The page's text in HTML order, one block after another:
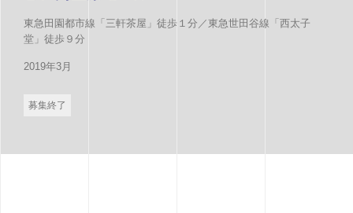
東急田園都市線「三軒茶屋」徒歩１分／東急世田谷線「西太子
堂」徒歩９分
2019年3月
募集終了